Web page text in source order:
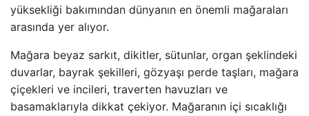
yüksekliği bakımından dünyanın en önemli mağaraları
arasında yer alıyor.
Mağara beyaz sarkıt, dikitler, sütunlar, organ şeklindeki
duvarlar, bayrak şekilleri, gözyaşı perde taşları, mağara
çiçekleri ve incileri, traverten havuzları ve
basamaklarıyla dikkat çekiyor. Mağaranın içi sıcaklığı